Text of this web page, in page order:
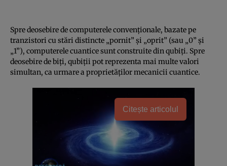
Spre deosebire de computerele convenţionale, bazate pe
tranzistori cu stări distincte „pornit” şi „oprit” (sau „0” şi
„1”), computerele cuantice sunt construite din qubiţi. Spre
deosebire de biţi, qubiţii pot reprezenta mai multe valori
simultan, ca urmare a proprietăţilor mecanicii cuantice.
Citește articolul